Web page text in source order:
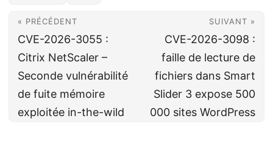
« PRÉCÉDENT
CVE-2026-3055 :
Citrix NetScaler –
Seconde vulnérabilité
de fuite mémoire
exploitée in-the-wild
SUIVANT »
CVE-2026-3098 :
faille de lecture de
fichiers dans Smart
Slider 3 expose 500
000 sites WordPress